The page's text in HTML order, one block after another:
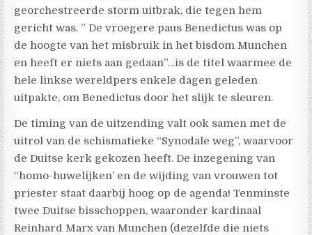
georchestreerde storm uitbrak, die tegen hem
gericht was. ” De vroegere paus Benedictus was op
de hoogte van het misbruik in het bisdom Munchen
en heeft er niets aan gedaan”…is de titel waarmee de
hele linkse wereldpers enkele dagen geleden
uitpakte, om Benedictus door het slijk te sleuren.
De timing van de uitzending valt ook samen met de
uitrol van de schismatieke “Synodale weg”, waarvoor
de Duitse kerk gekozen heeft. De inzegening van
“homo-huwelijken’ en de wijding van vrouwen tot
priester staat daarbij hoog op de agenda! Tenminste
twee Duitse bisschoppen, waaronder kardinaal
Reinhard Marx van Munchen (dezelfde die niets